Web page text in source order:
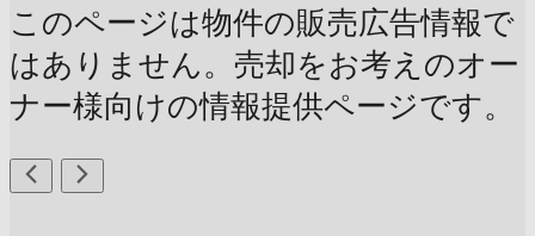
このページは物件の販売広告情報で
はありません。売却をお考えのオー
ナー様向けの情報提供ページです。